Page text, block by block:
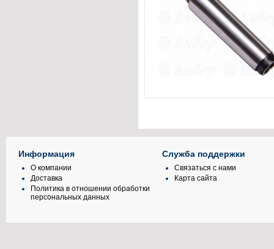
Информация
О компании
Доставка
Политика в отношении обработки
персональных данных
Служба поддержки
Связаться с нами
Карта сайта